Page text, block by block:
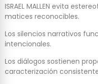
ISRAEL MALLEN evita
matices reconocibles.
Los silencios narrativos
intencionales.
Los diálogos sostienen
caracterización